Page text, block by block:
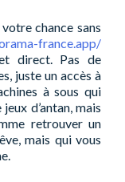
chance sans
france.app/
direct. Pas de
juste un accès à
à sous qui
d’antan, mais
retrouver un
mais qui vous